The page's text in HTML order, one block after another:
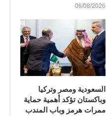
06/08/2026
السعودية ومصر وتركيا
وباكستان تؤكد أهمية حماية
ممرات هرمز وباب المندب